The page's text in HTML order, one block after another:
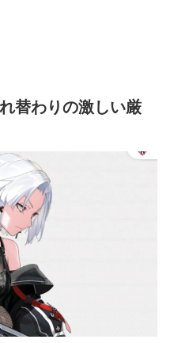
替わりの激しい厳